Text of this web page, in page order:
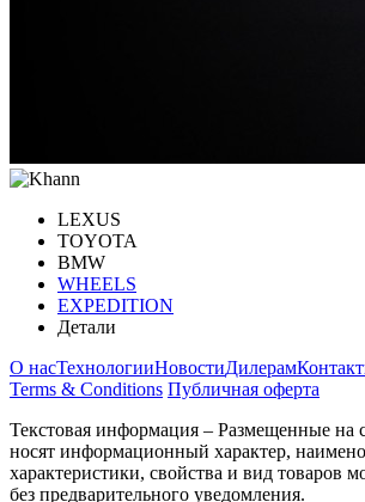
LEXUS
TOYOTA
BMW
WHEELS
EXPEDITION
Детали
О насТехнологииНовостиДилерам
Terms & Conditions Публичная оферта
Текстовая информация – Размещенные на
носят информационный характер,
характеристики, свойства и вид товаров
без предварительного уведомления.